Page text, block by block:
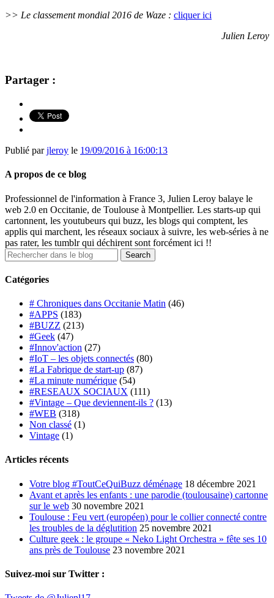
>> Le classement mondial 2016 de Waze : cliquer ici
Julien Leroy
Partager :
Publié parjleroy le 19/09/2016 à 16:00:13
A propos de ce blog
Professionnel de l'information à France 3, Julien Leroy balaye le
web 2.0 en Occitanie, de Toulouse à Montpellier. Les starts-up qui
cartonnent, les youtubeurs qui buzz, les blogs qui comptent, les
applis qui marchent, les réseaux sociaux à suivre, les web-séries à ne
pas rater, les tumblr qui déchirent sont forcément ici !!
Catégories
# Chroniques dans Occitanie Matin (46)
#APPS (183)
#BUZZ (213)
#Geek (47)
#Innov'action (27)
#IoT – les objets connectés (80)
#La Fabrique de start-up (87)
#La minute numérique (54)
#RESEAUX SOCIAUX (111)
#Vintage – Que deviennent-ils ? (13)
#WEB (318)
Non classé (1)
Vintage (1)
Articles récents
Votre blog #ToutCeQuiBuzz déménage 18 décembre 2021
Avant et après les enfants : une parodie (toulousaine) cartonne
sur le web 30 novembre 2021
Toulouse : Feu vert (européen) pour le collier connecté contre
les troubles de la déglutition 25 novembre 2021
Culture geek : le groupe « Neko Light Orchestra » fête ses 10
ans près de Toulouse 23 novembre 2021
Suivez-moi sur Twitter :